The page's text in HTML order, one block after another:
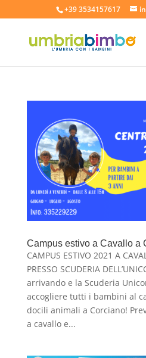
+39 3534157617
Campus estivo a Cavallo a
CAMPUS ESTIVO 2021 A
PRESSO SCUDERIA
arrivando e la Scuderia
accogliere tutti i bambini al
docili animali a Corciano!
a cavallo e...